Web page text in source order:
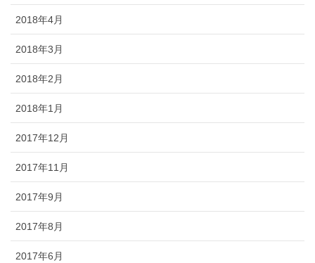
2018年4月
2018年3月
2018年2月
2018年1月
2017年12月
2017年11月
2017年9月
2017年8月
2017年6月